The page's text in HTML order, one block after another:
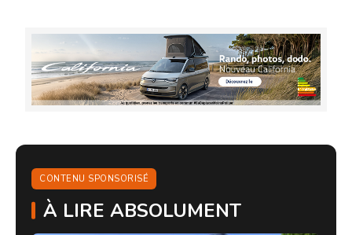
CONTENU SPONSORISÉ
À LIRE ABSOLUMENT